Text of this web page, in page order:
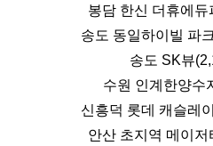
봉담 한신 더휴에
송도 동일하이빌 파
송도 SK뷰
수원 인계한양수
신흥덕 롯데 캐슬레
안산 초지역 메이